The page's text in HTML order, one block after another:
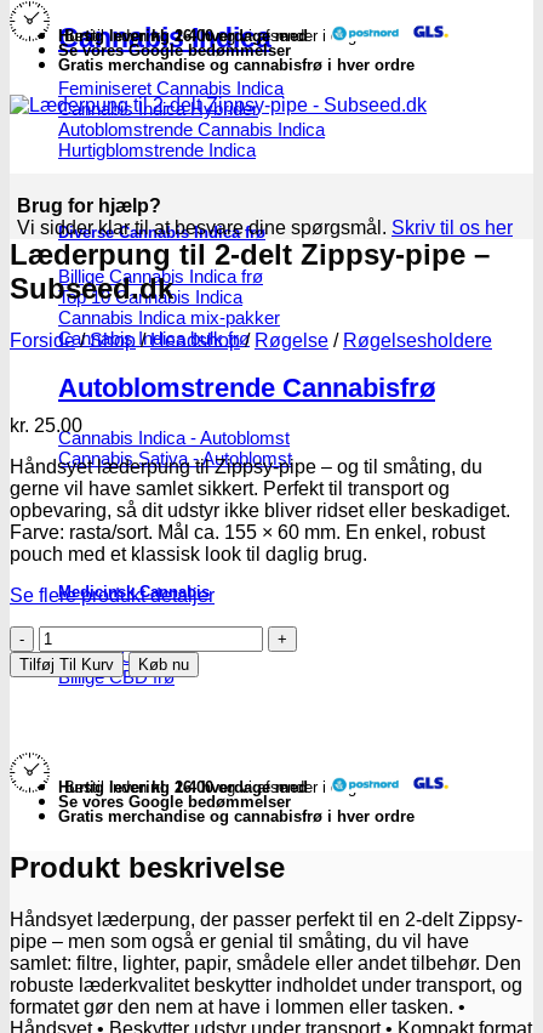
Cannabis Indica
Feminiseret Cannabis Indica
Cannabis Indica Hybrider
Autoblomstrende Cannabis Indica
Hurtigblomstrende Indica
Diverse Cannabis Indica frø
Billige Cannabis Indica frø
Top 10 Cannabis Indica
Cannabis Indica mix-pakker
Cannabis Indica bulk frø
Autoblomstrende Cannabisfrø
Cannabis Indica - Autoblomst
Cannabis Sativa - Autoblomst
Medicinsk Cannabis
Højt THC indhold
Billige CBD frø
Bestil indenkl. 16.00og vi afsender i dag
Hurtig levering 2-4 hverdage med
Se vores Google bedømmelser
Gratis merchandise og cannabisfrø i hver ordre
Brug for hjælp?
Vi sidder klar til at besvare dine spørgsmål. Skriv til os her
Læderpung til 2-delt Zippsy-pipe –
Subseed.dk
Forside / Shop / Headshop / Røgelse / Røgelsesholdere
kr. 25.00
Håndsyet læderpung til Zippsy-pipe – og til småting, du
gerne vil have samlet sikkert. Perfekt til transport og
opbevaring, så dit udstyr ikke bliver ridset eller beskadiget.
Farve: rasta/sort. Mål ca. 155 × 60 mm. En enkel, robust
pouch med et klassisk look til daglig brug.
Se flere produkt detaljer
Læderpung
til
2-
-
Subseed.dk
antal
Tilføj Til Kurv Køb nu
Bestil indenkl. 16.00og vi afsender i dag
Hurtig levering 2-4 hverdage med
Se vores Google bedømmelser
Gratis merchandise og cannabisfrø i hver ordre
Produkt beskrivelse
Håndsyet læderpung, der passer perfekt til en 2-delt Zippsy-
pipe – men som også er genial til småting, du vil have
samlet: filtre, lighter, papir, smådele eller andet tilbehør. Den
robuste læderkvalitet beskytter indholdet under transport, og
formatet gør den nem at have i lommen eller tasken. •
Håndsyet • Beskytter udstyr under transport • Kompakt format